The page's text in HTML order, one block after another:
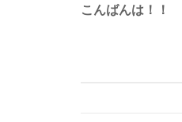
稿
こんばんは！！